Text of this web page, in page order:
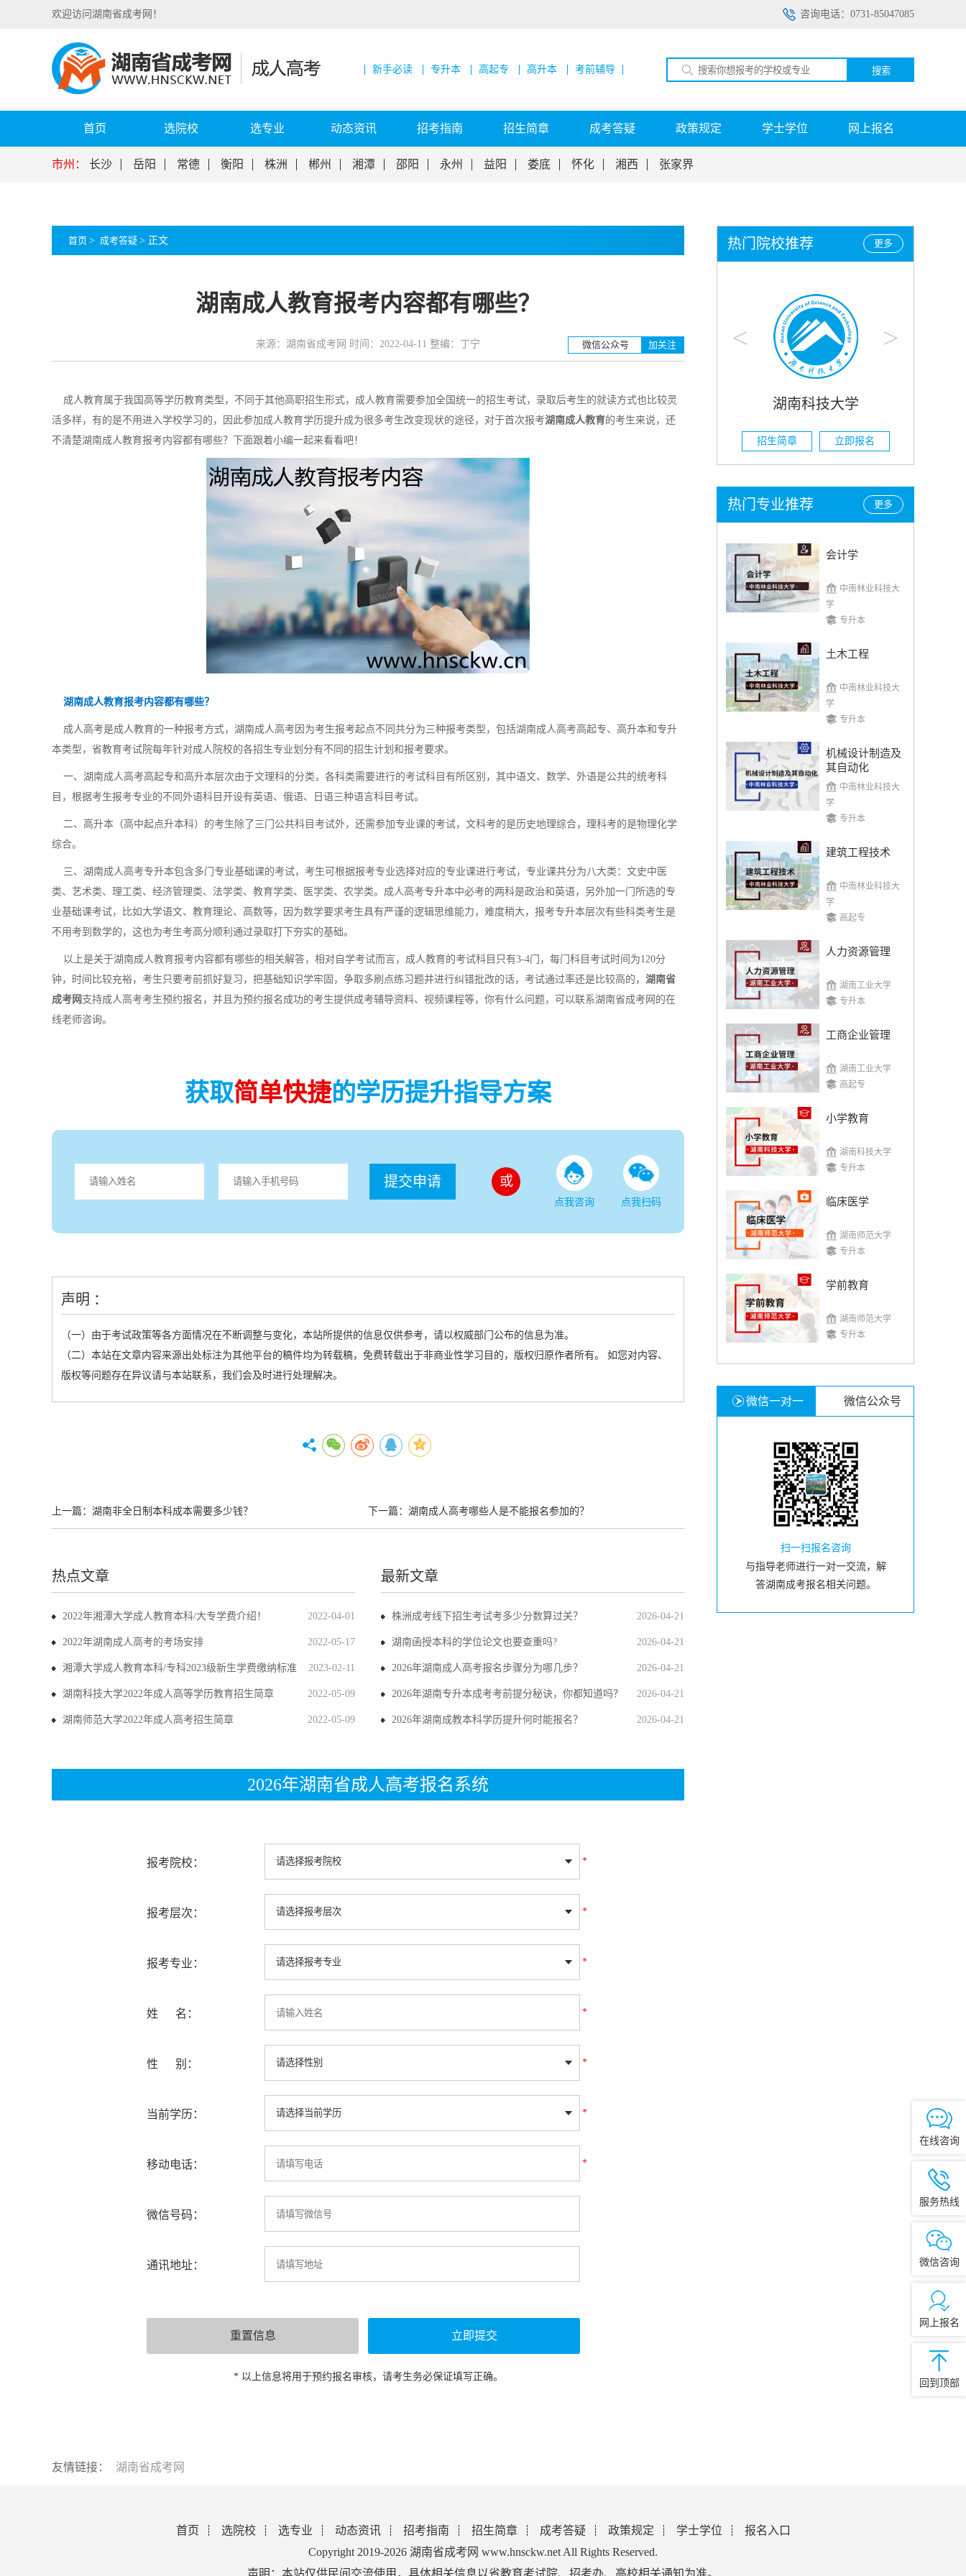
咨询电话：0731-85047085
欢迎访问湖南省成考网！
新手必读 专升本 高起专 高升本 考前辅导 搜索
首页 选院校 选专业 动态资讯 招考指南 招生简章 成考答疑 政策规定 学士学位 网上报名
市州： 长沙 岳阳 常德 衡阳 株洲 郴州 湘潭 邵阳 永州 益阳 娄底 怀化 湘西 张家界
首页 > 成考答疑 > 正文
湖南成人教育报考内容都有哪些？
来源：湖南省成考网 时间：2022-04-11 整编：丁宁 微信公众号 加关注
成人教育属于我国高等学历教育类型，不同于其他高职招生形式，成人教育需要参加全国统一的招生考试，录取后考生的就读方式也比较灵
活多样，有的是不用进入学校学习的，因此参加成人教育学历提升成为很多考生改变现状的途径，对于首次报考湖南成人教育的考生来说，还
不清楚湖南成人教育报考内容都有哪些？下面跟着小编一起来看看吧！
湖南成人教育报考内容都有哪些？
成人高考是成人教育的一种报考方式，湖南成人高考因为考生报考起点不同共分为三种报考类型，包括湖南成人高考高起专、高升本和专升
本类型，省教育考试院每年针对成人院校的各招生专业划分有不同的招生计划和报考要求。
一、湖南成人高考高起专和高升本层次由于文理科的分类，各科类需要进行的考试科目有所区别，其中语文、数学、外语是公共的统考科
目，根据考生报考专业的不同外语科目开设有英语、俄语、日语三种语言科目考试。
二、高升本（高中起点升本科）的考生除了三门公共科目考试外，还需参加专业课的考试，文科考的是历史地理综合，理科考的是物理化学
综合。
三、湖南成人高考专升本包含多门专业基础课的考试，考生可根据报考专业选择对应的专业课进行考试，专业课共分为八大类：文史中医
类、艺术类、理工类、经济管理类、法学类、教育学类、医学类、农学类。成人高考专升本中必考的两科是政治和英语，另外加一门所选的专
业基础课考试，比如大学语文、教育理论、高数等，因为数学要求考生具有严谨的逻辑思维能力，难度稍大，报考专升本层次有些科类考生是
不用考到数学的，这也为考生考高分顺利通过录取打下夯实的基础。
以上是关于湖南成人教育报考内容都有哪些的相关解答，相对自学考试而言，成人教育的考试科目只有3-4门，每门科目考试时间为120分
钟，时间比较充裕，考生只要考前抓好复习，把基础知识学牢固，争取多刷点练习题并进行纠错批改的话，考试通过率还是比较高的， 湖南省
成考网 支持成人高考考生预约报名，并且为预约报名成功的考生提供成考辅导资料、视频课程等，你有什么问题，可以联系湖南省成考网的在
线老师咨询。
获取简单快捷的学历提升指导方案
提交申请 或
点我咨询 点我扫码
声明 ：
（一）由于考试政策等各方面情况在不断调整与变化，本站所提供的信息仅供参考，请以权威部门公布的信息为准。
（二）本站在文章内容来源出处标注为其他平台的稿件均为转载稿，免费转载出于非商业性学习目的，版权归原作者所有。 如您对内容、
版权等问题存在异议请与本站联系，我们会及时进行处理解决。
上一篇： 湖南非全日制本科成本需要多少钱？ 下一篇： 湖南成人高考哪些人是不能报名参加的？
热点文章
2022-04-01
2022年湘潭大学成人教育本科/大专学费介绍！
2022-05-17
2022年湖南成人高考的考场安排
2023-02-11
湘潭大学成人教育本科/专科2023级新生学费缴纳标准
2022-05-09
湖南科技大学2022年成人高等学历教育招生简章
2022-05-09
湖南师范大学2022年成人高考招生简章
最新文章
2026-04-21
株洲成考线下招生考试考多少分数算过关？
2026-04-21
湖南函授本科的学位论文也要查重吗?
2026-04-21
2026年湖南成人高考报名步骤分为哪几步？
2026-04-21
2026年湖南专升本成考考前提分秘诀，你都知道吗？
2026-04-21
2026年湖南成教本科学历提升何时能报名？
2026年湖南省成人高考报名系统
报考院校： *
报考层次： *
报考专业： *
姓 名： *
性 别： *
当前学历： *
移动电话： *
微信号码：
通讯地址：
* 以上信息将用于预约报名审核，请考生务必保证填写正确。
更多
热门院校推荐
< >
湖南工业大学 湖南科技大学 湖南农业大学
招生简章 立即报名
更多
热门专业推荐
会计学
中南林业科技大
学
专升本
土木工程
中南林业科技大
学
专升本
机械设计制造及
其自动化
中南林业科技大
学
专升本
建筑工程技术
中南林业科技大
学
高起专
人力资源管理
湖南工业大学
专升本
工商企业管理
湖南工业大学
高起专
小学教育
湖南科技大学
专升本
临床医学
湖南师范大学
专升本
学前教育
湖南师范大学
专升本
微信一对一 微信公众号
扫一扫报名咨询
与指导老师进行一对一交流，解
答湖南成考报名相关问题。
友情链接： 湖南省成考网
首页 选院校 选专业 动态资讯 招考指南 招生简章 成考答疑 政策规定 学士学位
报名入口
Copyright 2019-2026 湖南省成考网 www.hnsckw.net All Rights Reserved.
声明：本站仅供民间交流使用，具体相关信息以省教育考试院、招考办、高校相关通知为准。
在线咨询
服务热线
微信咨询
网上报名
回到顶部